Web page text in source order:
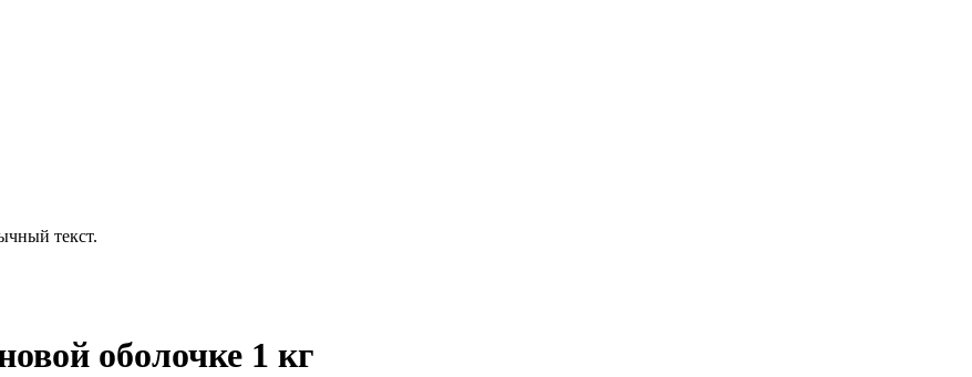
текст.
оболочке 1 кг